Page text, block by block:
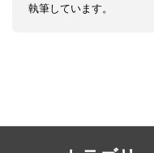
執筆しています。